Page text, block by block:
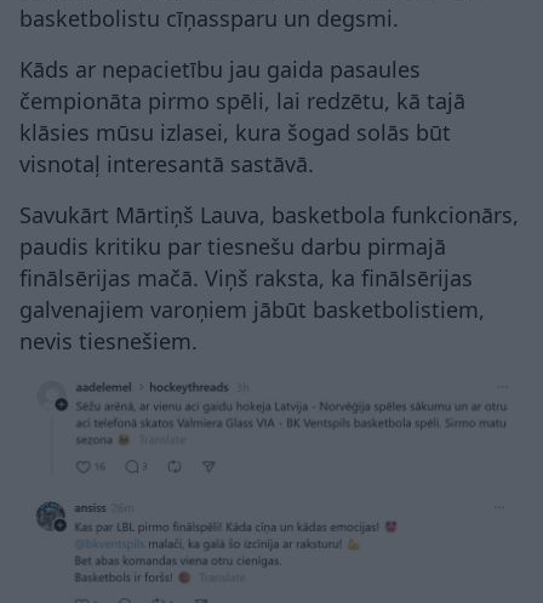
basketbolistu cīņassparu un degsmi.
Kāds ar nepacietību jau gaida pasaules
čempionāta pirmo spēli, lai redzētu, kā tajā
klāsies mūsu izlasei, kura šogad solās būt
visnotaļ interesantā sastāvā.
Savukārt Mārtiņš Lauva, basketbola funkcionārs,
paudis kritiku par tiesnešu darbu pirmajā
finālsērijas mačā. Viņš raksta, ka finālsērijas
galvenajiem varoņiem jābūt basketbolistiem,
nevis tiesnešiem.